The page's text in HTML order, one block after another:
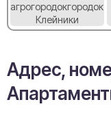
агрогородокгородок
Клейники
Адрес,